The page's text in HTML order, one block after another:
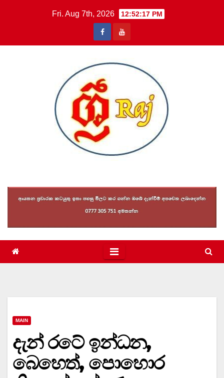
Fri. Aug 7th, 2026 12:52:18 PM
MAIN
දැන් රටේ ඉන්ධන,
බෙහෙත්, පොහොර